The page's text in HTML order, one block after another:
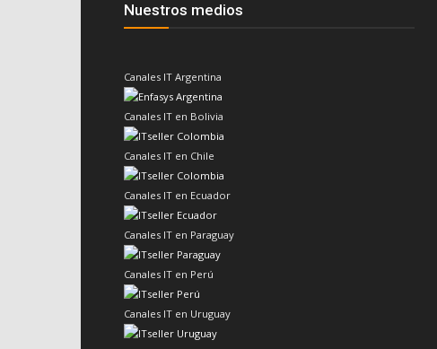
Nuestros medios
Canales IT Argentina
Canales IT en Bolivia
Canales IT en Chile
Canales IT en Ecuador
Canales IT en Paraguay
Canales IT en Perú
Canales IT en Uruguay